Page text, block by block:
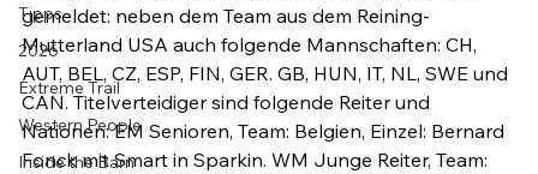
Tipps
2026
Extreme Trail
Western People
Inside the Barn
gemeldet: neben dem Team aus dem Reining-
Mutterland USA auch folgende Mannschaften: CH,
AUT, BEL, CZ, ESP, FIN, GER. GB, HUN, IT, NL, SWE und
CAN. Titelverteidiger sind folgende Reiter und
Nationen: EM Senioren, Team: Belgien, Einzel: Bernard
Fonck mit Smart in Sparkin. WM Junge Reiter, Team: